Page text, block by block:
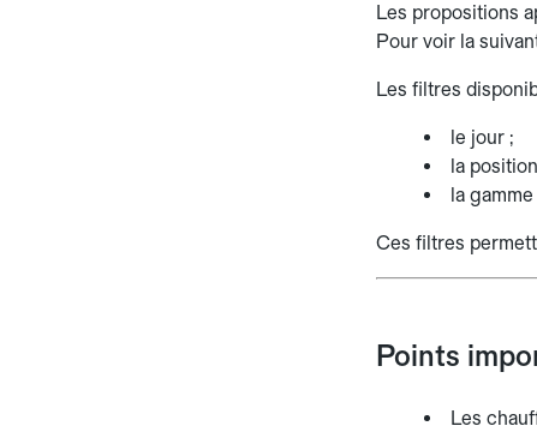
Les propositions
Pour voir la
Les filtres
le jour ;
la
la
Ces filtres
Points
Les